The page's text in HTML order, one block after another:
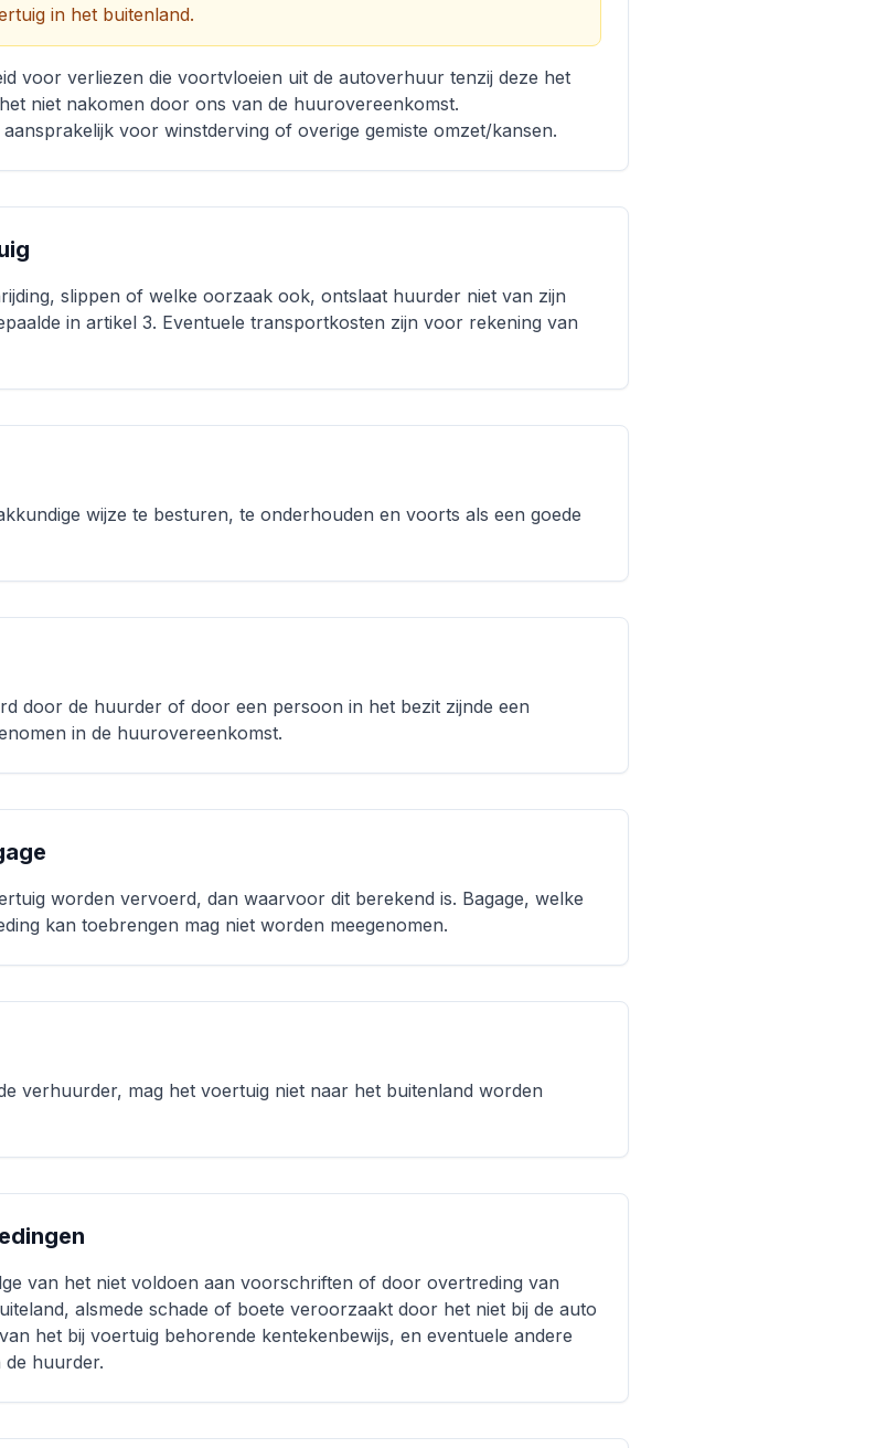
in het buitenland.
voor verliezen die voortvloeien uit de autoverhuur tenzij deze het
niet nakomen door ons van de huurovereenkomst.
voor winstderving of overige gemiste omzet/kansen.
slippen of welke oorzaak ook, ontslaat huurder niet van zijn
in artikel 3. Eventuele transportkosten zijn voor rekening van
wijze te besturen, te onderhouden en voorts als een goede
door de huurder of door een persoon in het bezit zijnde een
in de huurovereenkomst.
worden vervoerd, dan waarvoor dit berekend is. Bagage, welke
kan toebrengen mag niet worden meegenomen.
verhuurder, mag het voertuig niet naar het buitenland worden
van het niet voldoen aan voorschriften of door overtreding van
alsmede schade of boete veroorzaakt door het niet bij de auto
het bij voertuig behorende kentekenbewijs, en eventuele andere
huurder.